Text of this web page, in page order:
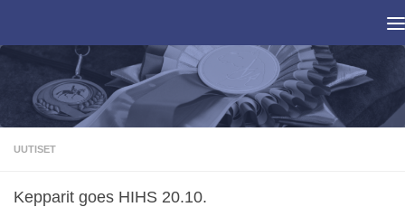
UUTISET
Kepparit goes HIHS 20.10.